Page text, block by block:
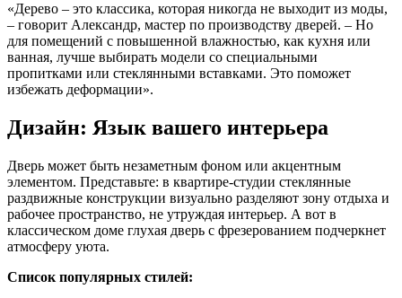
«Дерево – это классика, которая никогда не выходит из моды,
– говорит Александр, мастер по производству дверей. – Но
для помещений с повышенной влажностью, как кухня или
ванная, лучше выбирать модели со специальными
пропитками или стеклянными вставками. Это поможет
избежать деформации».
Дизайн: Язык вашего интерьера
Дверь может быть незаметным фоном или акцентным
элементом. Представьте: в квартире-студии стеклянные
раздвижные конструкции визуально разделяют зону отдыха и
рабочее пространство, не утруждая интерьер. А вот в
классическом доме глухая дверь с фрезерованием подчеркнет
атмосферу уюта.
Список популярных стилей: